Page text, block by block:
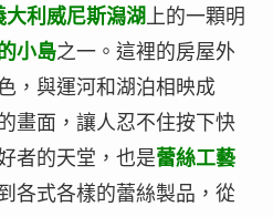
大利威尼斯潟湖上的一顆明
小島之一。這裡的房屋外
，與運河和湖泊相映成
畫面，讓人忍不住按下快
者的天堂，也是蕾絲工藝
各式各樣的蕾絲製品，從